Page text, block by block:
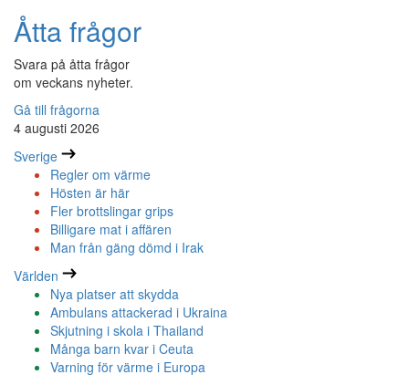
Åtta frågor
Svara på åtta frågor
om veckans nyheter.
Gå till frågorna
4 augusti 2026
Sverige
Regler om värme
Hösten är här
Fler brottslingar grips
Billigare mat i affären
Man från gäng dömd i Irak
Världen
Nya platser att skydda
Ambulans attackerad i Ukraina
Skjutning i skola i Thailand
Många barn kvar i Ceuta
Varning för värme i Europa